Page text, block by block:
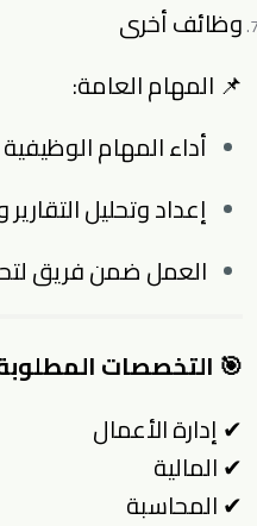
وظائف أخرى
📌 المهام العامة:
أداء المهام
إعداد وتحليل التقارير
العمل ضمن فريق
🎯 التخصصات
✔ إدارة الأعمال
✔ المالية
✔ المحاسبة